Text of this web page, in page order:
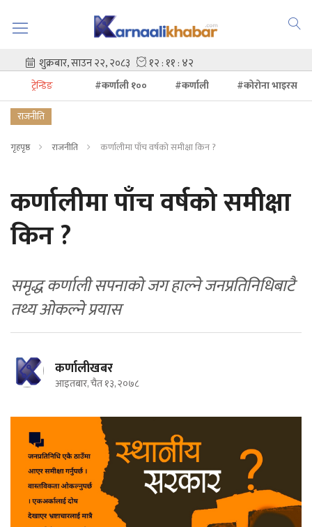
ट्रेन्डिङ #कर्णाली १०० #कर्णाली
#कोरोना भाइरस
राजनीति
गृहपृष्ठ राजनीति कर्णालीमा पाँच वर्षको समीक्षा किन ?
कर्णालीमा पाँच वर्षको समीक्षा
किन ?
समृद्ध कर्णाली सपनाको जग हाल्ने जनप्रतिनिधिबाटै
तथ्य ओकल्ने प्रयास
कर्णालीखबर
आइतबार, चैत १३, २०७८